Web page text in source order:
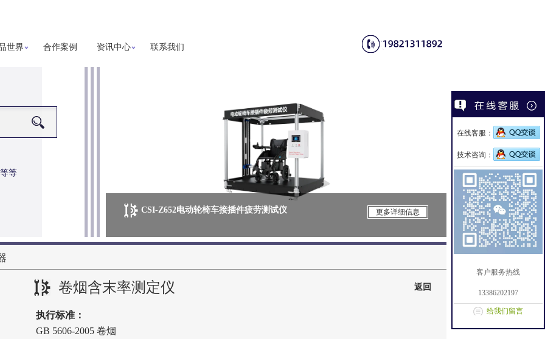
世界 合作案例 资讯中心 联系我们
等
CSI-Z652电动轮椅车接插件疲劳测试仪 更多详细信息 CSI-Z650电动
卷烟含末率测定仪 返回
执行标准 ：
GB 5606-2005 卷烟
在线客服：
技术咨询：
客户服务热线
13386202197
给我们留言